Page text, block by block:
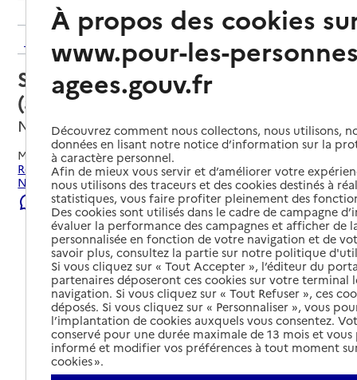
Retour aux résultats de l'annuaire
Service autonomie à domicile
(aide) – Gériafrance
Neuilly-sur-Seine, HAUTS-DE-SEINE
Mis à jour le23/07/2026
Rechercher les établissements et services autour de
Neuilly-sur-Seine.
Signaler une erreur
À propos des cookies
www.pour-les-
agees.gouv.fr
Découvrez comment nous collectons, nous utilisons,
données en lisant notre notice d’information sur la
à caractère personnel.
Afin de mieux vous servir et d’améliorer votre
nous utilisons des traceurs et des cookies destinés à
statistiques, vous faire profiter pleinement des
Des cookies sont utilisés dans le cadre de campagne
évaluer la performance des campagnes et afficher de
personnalisée en fonction de votre navigation et de
savoir plus, consultez la partie sur notre politique
Si vous cliquez sur « Tout Accepter », l’éditeur du
partenaires déposeront ces cookies sur votre terminal
navigation. Si vous cliquez sur « Tout Refuser », ces
déposés. Si vous cliquez sur « Personnaliser », vous
l’implantation de cookies auxquels vous consentez.
conservé pour une durée maximale de 13 mois et
informé et modifier vos préférences à tout moment
cookies ».